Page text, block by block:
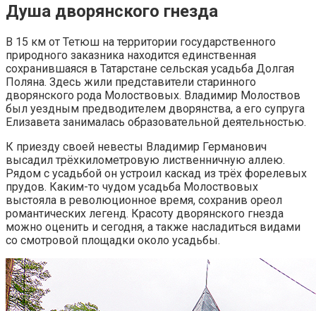
Душа дворянского гнезда
В 15 км от Тетюш на территории государственного
природного заказника находится единственная
сохранившаяся в Татарстане сельская усадьба Долгая
Поляна. Здесь жили представители старинного
дворянского рода Молоствовых. Владимир Молоствов
был уездным предводителем дворянства, а его супруга
Елизавета занималась образовательной деятельностью.
К приезду своей невесты Владимир Германович
высадил трёхкилометровую лиственничную аллею.
Рядом с усадьбой он устроил каскад из трёх форелевых
прудов. Каким-то чудом усадьба Молоствовых
выстояла в революционное время, сохранив ореол
романтических легенд. Красоту дворянского гнезда
можно оценить и сегодня, а также насладиться видами
со смотровой площадки около усадьбы.